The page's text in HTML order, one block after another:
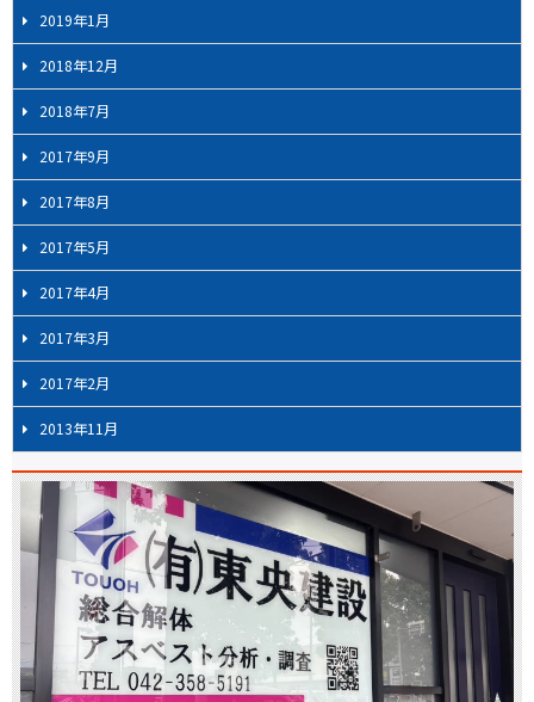
2019年1月
2018年12月
2018年7月
2017年9月
2017年8月
2017年5月
2017年4月
2017年3月
2017年2月
2013年11月